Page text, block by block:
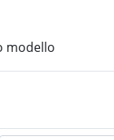
modello